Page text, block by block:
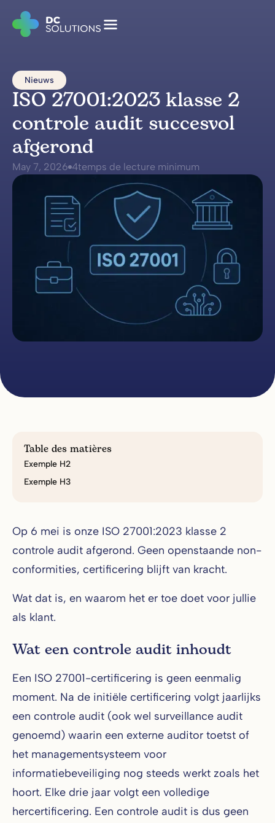
Nieuws
ISO 27001:2023 klasse 2
controle audit succesvol
afgerond
May 7, 2026 4temps de lecture minimum
Table des matières
Exemple H2
Exemple H3
Op 6 mei is onze ISO 27001:2023 klasse 2
controle audit afgerond. Geen openstaande non-
conformities, certificering blijft van kracht.
Wat dat is, en waarom het er toe doet voor jullie
als klant.
Wat een controle audit inhoudt
Een ISO 27001-certificering is geen eenmalig
moment. Na de initiële certificering volgt jaarlijks
een controle audit (ook wel surveillance audit
genoemd) waarin een externe auditor toetst of
het managementsysteem voor
informatiebeveiliging nog steeds werkt zoals het
hoort. Elke drie jaar volgt een volledige
hercertificering. Een controle audit is dus geen